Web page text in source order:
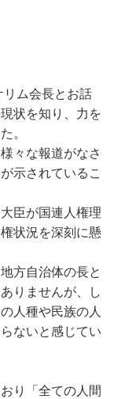
ム会長とお話
状を知り、力を
。
々な報道がなさ
示されているこ
臣が国連人権理
状況を深刻に懸
方自治体の長と
りませんが、し
人種や民族の人
ないと感じてい
り「全ての人間